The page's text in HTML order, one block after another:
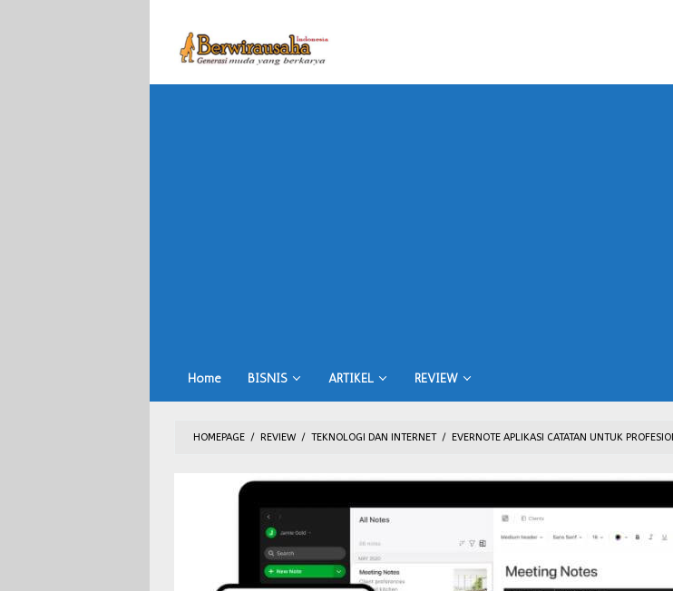
content
Home BISNIS ARTIKEL REVIEW
HOMEPAGE / REVIEW / TEKNOLOGI DAN INTERNET / EVERNOTE APLIKASI CATATAN UNTUK